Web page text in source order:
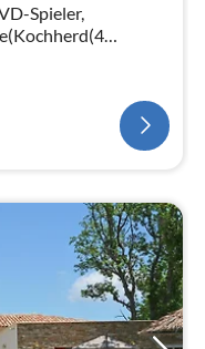
Spieler,
Spülmaschine,